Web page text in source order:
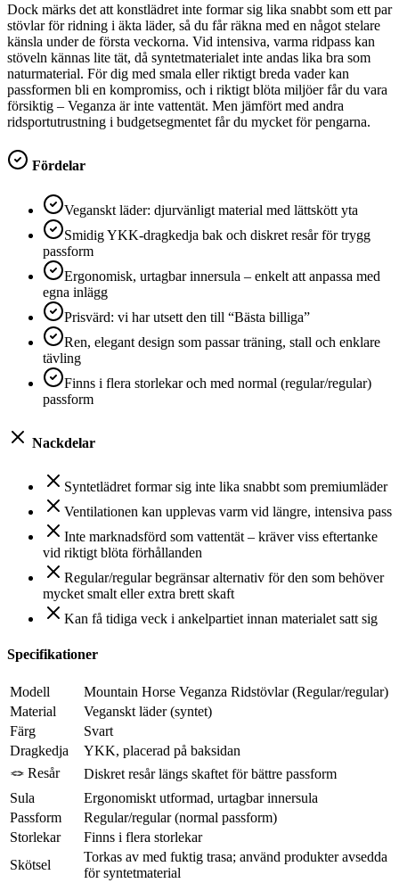
Dock märks det att konstlädret inte formar sig lika snabbt som ett par
stövlar för ridning i äkta läder, så du får räkna med en något stelare
känsla under de första veckorna. Vid intensiva, varma ridpass kan
stöveln kännas lite tät, då syntetmaterialet inte andas lika bra som
naturmaterial. För dig med smala eller riktigt breda vader kan
passformen bli en kompromiss, och i riktigt blöta miljöer får du vara
försiktig – Veganza är inte vattentät. Men jämfört med andra
ridsportutrustning i budgetsegmentet får du mycket för pengarna.
Fördelar
Veganskt läder: djurvänligt material med lättskött yta
Smidig YKK-dragkedja bak och diskret resår för trygg
passform
Ergonomisk, urtagbar innersula – enkelt att anpassa med
egna inlägg
Prisvärd: vi har utsett den till “Bästa billiga”
Ren, elegant design som passar träning, stall och enklare
tävling
Finns i flera storlekar och med normal (regular/regular)
passform
Nackdelar
Syntetlädret formar sig inte lika snabbt som premiumläder
Ventilationen kan upplevas varm vid längre, intensiva pass
Inte marknadsförd som vattentät – kräver viss eftertanke
vid riktigt blöta förhållanden
Regular/regular begränsar alternativ för den som behöver
mycket smalt eller extra brett skaft
Kan få tidiga veck i ankelpartiet innan materialet satt sig
Specifikationer
Modell
Mountain Horse Veganza Ridstövlar (Regular/regular)
Material
Veganskt läder (syntet)
Färg
Svart
Dragkedja
YKK, placerad på baksidan
🪢 Resår
Diskret resår längs skaftet för bättre passform
Sula
Ergonomiskt utformad, urtagbar innersula
Passform
Regular/regular (normal passform)
Storlekar
Finns i flera storlekar
Skötsel
Torkas av med fuktig trasa; använd produkter avsedda
för syntetmaterial